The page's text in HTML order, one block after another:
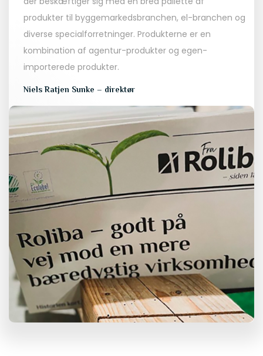
produkter til byggemarkedsbranchen, el-branchen og
diverse specialforretninger. Produkterne er en
kombination af agentur-produkter og egen-
importerede produkter.
Niels Ratjen Sunke – direktør